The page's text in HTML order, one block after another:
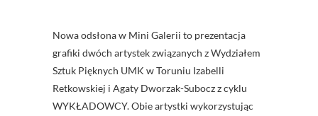
Nowa odsłona w Mini Galerii to prezentacja
grafiki dwóch artystek związanych z Wydziałem
Sztuk Pięknych UMK w Toruniu Izabelli
Retkowskiej i Agaty Dworzak-Subocz z cyklu
WYKŁADOWCY. Obie artystki wykorzystując